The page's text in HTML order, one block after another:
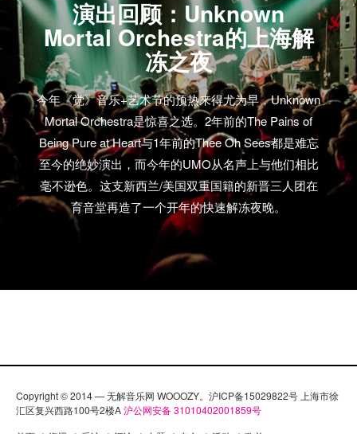
演出回顾：Unknown
Mortal Orchestra的上海解
冻之夜
今年《觉》音乐+艺术节的预热来得尤为早，Unknown
Mortal Orchestra是惊喜之选。2年前的The Pains of
Being Pure at Heart与1年前的Thee Oh Sees都是难忘
至今的绝妙演出，而今年的UMO从名声上与他们相比
毫不逊色。这支新西兰/美国双重国籍的新晋三人团在
育音堂再造了一个开年的快速解冻夜晚。
Copyright © 2014 — 无解音乐网 WOOOZY。沪ICP备15029822号 上海市徐
汇区复兴西路100号2楼A沪公网安备 31010402001859号